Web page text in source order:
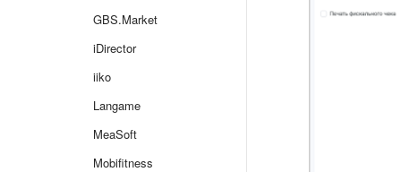
GBS.Market
iDirector
iiko
Langame
MeaSoft
Mobifitness